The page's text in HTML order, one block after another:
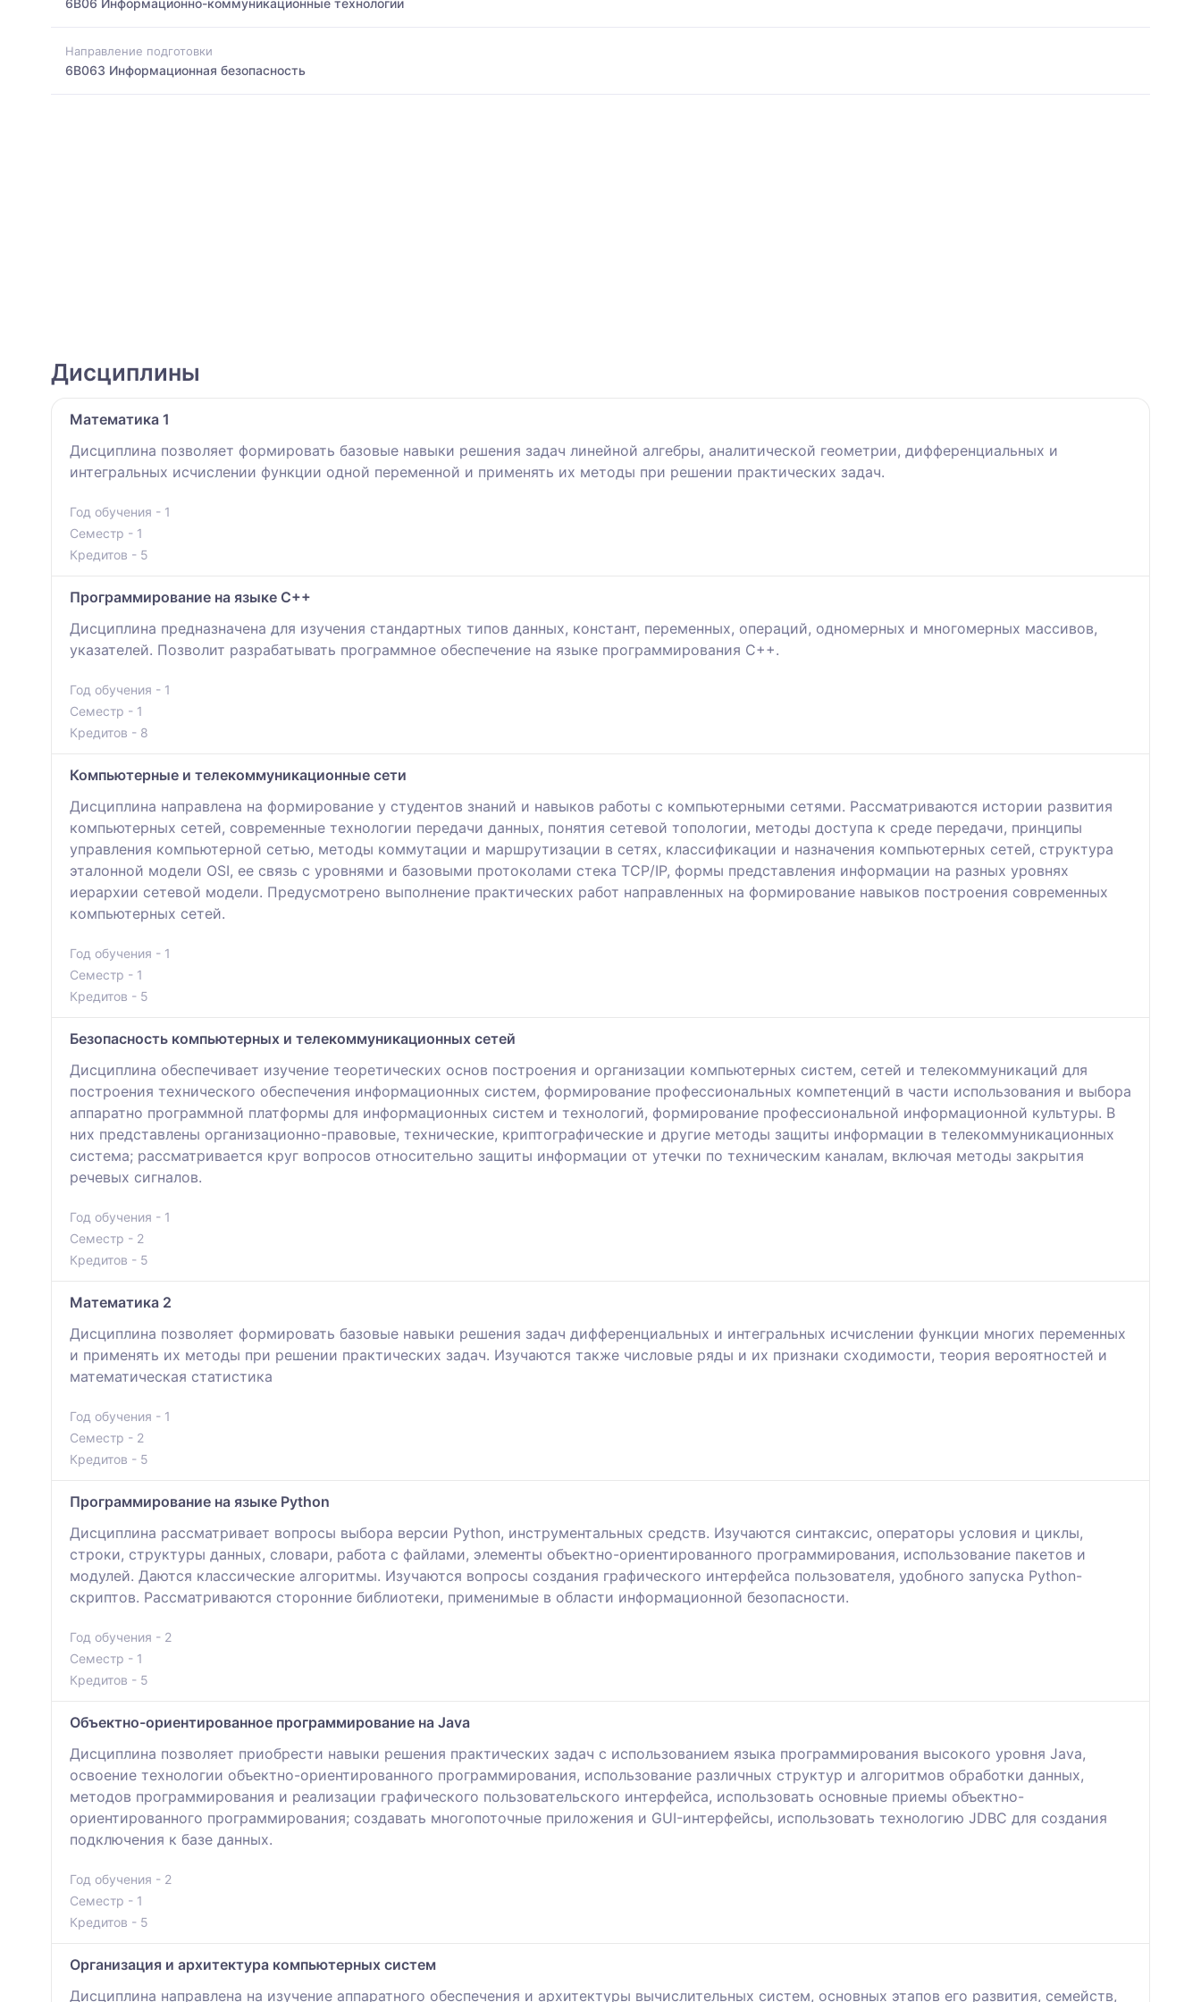
6B06 Информационно-коммуникационные технологии
Направление подготовки
6B063 Информационная безопасность
Дисциплины
Математика 1
Дисциплина позволяет формировать базовые навыки решения задач линейной алгебры, аналитической геометрии, дифференциальных и
интегральных исчислении функции одной переменной и применять их методы при решении практических задач.
Год обучения - 1
Семестр - 1
Кредитов - 5
Программирование на языке С++
Дисциплина предназначена для изучения стандартных типов данных, констант, переменных, операций, одномерных и многомерных массивов,
указателей. Позволит разрабатывать программное обеспечение на языке программирования С++.
Год обучения - 1
Семестр - 1
Кредитов - 8
Компьютерные и телекоммуникационные сети
Дисциплина направлена на формирование у студентов знаний и навыков работы с компьютерными сетями. Рассматриваются истории развития
компьютерных сетей, современные технологии передачи данных, понятия сетевой топологии, методы доступа к среде передачи, принципы
управления компьютерной сетью, методы коммутации и маршрутизации в сетях, классификации и назначения компьютерных сетей, структура
эталонной модели OSI, ее связь с уровнями и базовыми протоколами стека TCP/IP, формы представления информации на разных уровнях
иерархии сетевой модели. Предусмотрено выполнение практических работ направленных на формирование навыков построения современных
компьютерных сетей.
Год обучения - 1
Семестр - 1
Кредитов - 5
Безопасность компьютерных и телекоммуникационных сетей
Дисциплина обеспечивает изучение теоретических основ построения и организации компьютерных систем, сетей и телекоммуникаций для
построения технического обеспечения информационных систем, формирование профессиональных компетенций в части использования и выбора
аппаратно программной платформы для информационных систем и технологий, формирование профессиональной информационной культуры. В
них представлены организационно-правовые, технические, криптографические и другие методы защиты информации в телекоммуникационных
система; рассматривается круг вопросов относительно защиты информации от утечки по техническим каналам, включая методы закрытия
речевых сигналов.
Год обучения - 1
Семестр - 2
Кредитов - 5
Математика 2
Дисциплина позволяет формировать базовые навыки решения задач дифференциальных и интегральных исчислении функции многих переменных
и применять их методы при решении практических задач. Изучаются также числовые ряды и их признаки сходимости, теория вероятностей и
математическая статистика
Год обучения - 1
Семестр - 2
Кредитов - 5
Программирование на языке Python
Дисциплина рассматривает вопросы выбора версии Python, инструментальных средств. Изучаются синтаксис, операторы условия и циклы,
строки, структуры данных, словари, работа с файлами, элементы объектно-ориентированного программирования, использование пакетов и
модулей. Даются классические алгоритмы. Изучаются вопросы создания графического интерфейса пользователя, удобного запуска Python-
скриптов. Рассматриваются сторонние библиотеки, применимые в области информационной безопасности.
Год обучения - 2
Семестр - 1
Кредитов - 5
Объектно-ориентированное программирование на Java
Дисциплина позволяет приобрести навыки решения практических задач с использованием языка программирования высокого уровня Java,
освоение технологии объектно-ориентированного программирования, использование различных структур и алгоритмов обработки данных,
методов программирования и реализации графического пользовательского интерфейса, использовать основные приемы объектно-
ориентированного программирования; создавать многопоточные приложения и GUI-интерфейсы, использовать технологию JDBC для создания
подключения к базе данных.
Год обучения - 2
Семестр - 1
Кредитов - 5
Организация и архитектура компьютерных систем
Дисциплина направлена на изучение аппаратного обеспечения и архитектуры вычислительных систем, основных этапов его развития, семейств,